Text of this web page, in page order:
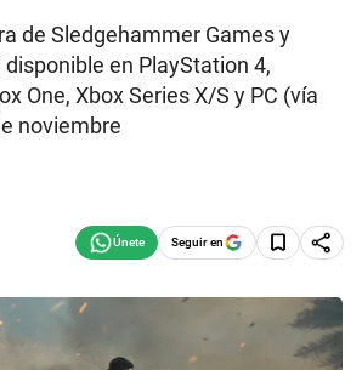
de Sledgehammer Games y
en PlayStation 4,
One, Xbox Series X/S y PC (vía
noviembre
Seguir en